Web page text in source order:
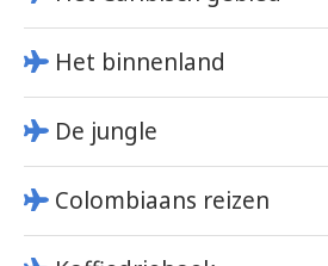
Het binnenland
De jungle
Colombiaans reizen